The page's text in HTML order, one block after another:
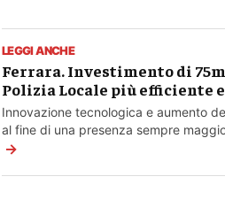
LEGGI ANCHE
Ferrara. Investimento di
Polizia Locale più efficiente
Innovazione tecnologica e aumento
al fine di una presenza sempre
→